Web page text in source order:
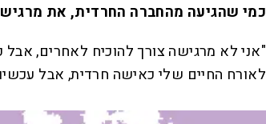
כמי שהגיעה מהחברה החרדית, את
"אני לא מרגישה צורך להוכיח לאחרים,
לאורח החיים שלי כאישה חרדית, אבל